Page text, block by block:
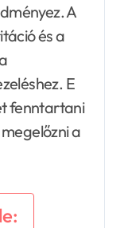
A
és a
E
fenntartani
a